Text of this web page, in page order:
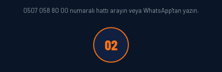
0507 058 80 00 numaralı hattı arayın veya WhatsApp'tan yazın.
02